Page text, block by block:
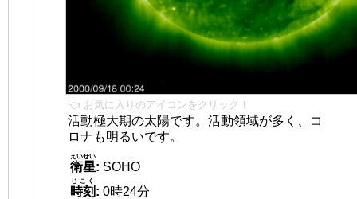
👈 お気に入りのアイコンをクリック！
活動極大期の太陽です。活動領域が多く、コ
ロナも明るいです。
衛星
えいせい
: SOHO
時刻
じこく
: 0時24分